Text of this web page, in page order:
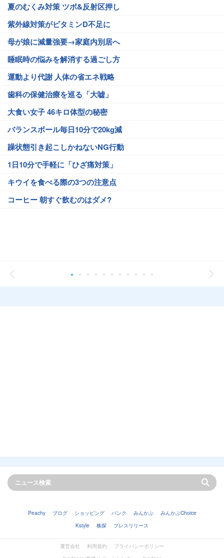
夏のむくみ対策 ツボ&反射区押し
紫外線対策がビタミンD不足に
母が娘に減量強要→家庭内別居へ
睡眠時の悩みを解消する過ごし方
運動より代謝 人体の省エネ戦略
歯科の保健治療を巡る「大嘘」
大食い女子 46キロ体型の秘密
バランスボール毎日10分で20kg減
躁状態引き起こしかねないNG行動
1日10分で手軽に「ひざ痛対策」
キウイを食べる際の3つの注意点
コーヒー 朝すぐ飲むのはダメ?
Peachy ブログ ショッピング バンク みんかぶ
みんかぶChoice
Kstyle
株探 プレスリリース
運営会社 利用規約
プライバシーポリシー